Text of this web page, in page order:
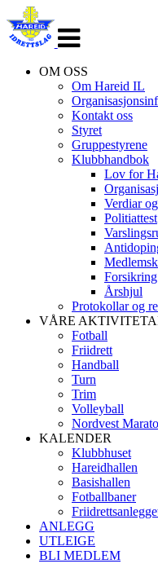
navigasjon
OM OSS
Om Hareid IL
Kontakt oss
Styret
Gruppestyrene
Klubbhandbok
Lov for
Verdiar
Politiattest
Forsikring
Årshjul
Protokollar og
VÅRE
Fotball
Friidrett
Handball
Turn
Trim
Volleyball
Nordvest
KALENDER
Klubbhuset
Hareidhallen
Basishallen
Fotballbaner
ANLEGG
UTLEIGE
BLI MEDLEM